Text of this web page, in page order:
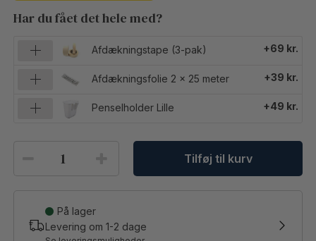
Har du fået det hele med?
Afdækningstape (3-pak) +69 kr.
Afdækningsfolie 2 x 25 meter +39 kr.
Penselholder Lille +49 kr.
Tilføj til kurv
På lager
Levering om1-2 dage